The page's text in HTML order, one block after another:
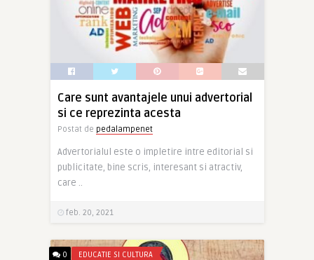
Care sunt avantajele unui advertorial
si ce reprezinta acesta
Postat de pedalampenet
Advertorialul este o impletire intre editorial si
publicitate, bine scris, interesant si atractiv,
care ..
feb. 20, 2021
0 EDUCATIE SI CULTURA